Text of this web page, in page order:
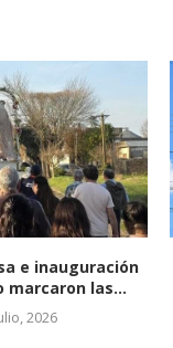
vecino: habilitan
en...
2026